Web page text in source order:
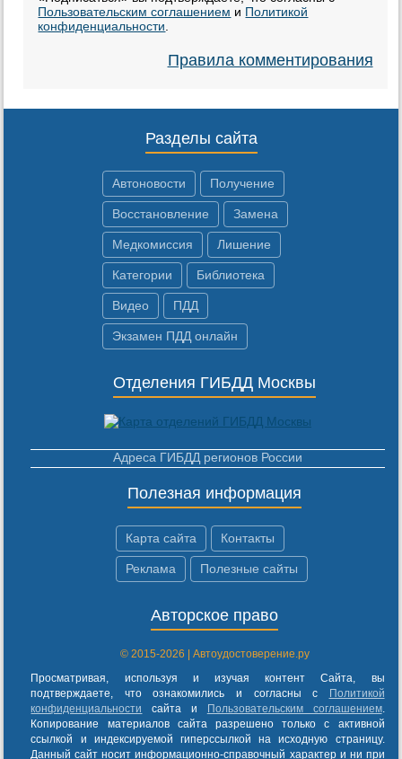
Пользовательским соглашением и Политикой
конфиденциальности
Правила комментирования
Разделы сайта
Автоновости Получение
Восстановление Замена
Медкомиссия Лишение
Категории Библиотека
Видео ПДД
Экзамен ПДД онлайн
Отделения ГИБДД Москвы
Адреса ГИБДД регионов России
Полезная информация
Карта сайта Контакты
Реклама Полезные сайты
Авторское право
© 2015-2026 | Автоудостоверение.ру
Просматривая, используя и изучая контент Сайта, вы
подтверждаете, что ознакомились и согласны с
Политикой
конфиденциальности
сайта и Пользовательским соглашением.
Копирование материалов сайта разрешено только с активной
ссылкой и индексируемой гиперссылкой на исходную страницу.
Данный сайт носит информационно-справочный характер и ни при